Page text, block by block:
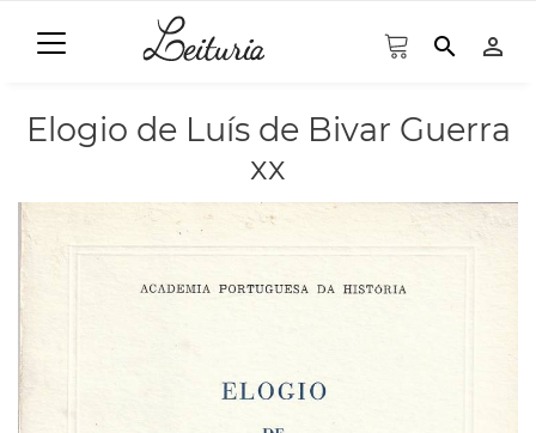
search person_outline
Elogio de Luís de Bivar Guerra
xx